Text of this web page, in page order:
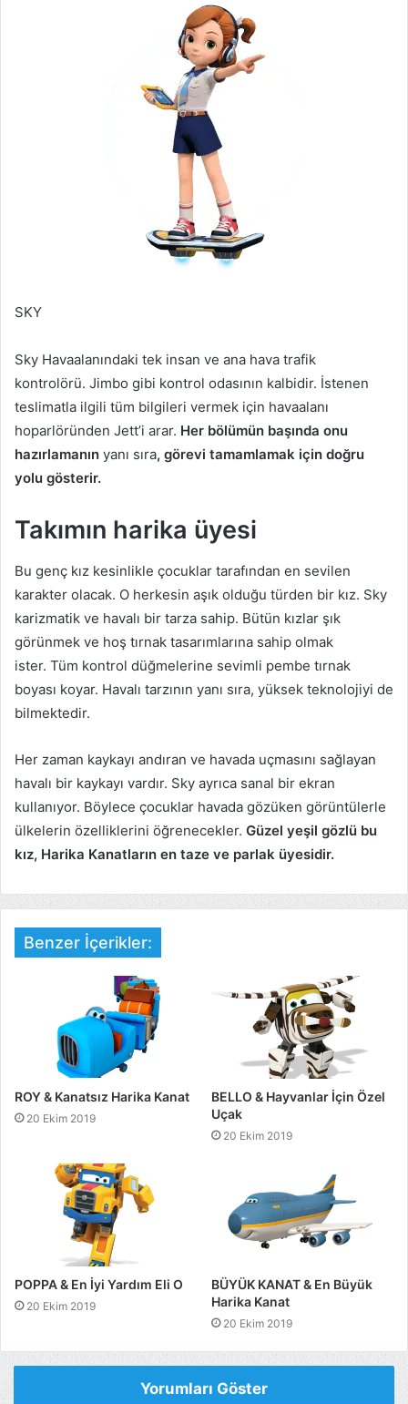
SKY
Sky Havaalanındaki tek insan ve ana hava trafik
kontrolörü. Jimbo gibi kontrol odasının kalbidir. İstenen
teslimatla ilgili tüm bilgileri vermek için havaalanı
hoparlöründen Jett’i arar. Her bölümün başında onu
hazırlamanın yanı sıra, görevi tamamlamak için doğru
yolu gösterir.
Takımın harika üyesi
Bu genç kız kesinlikle çocuklar tarafından en sevilen
karakter olacak. O herkesin aşık olduğu türden bir kız. Sky
karizmatik ve havalı bir tarza sahip. Bütün kızlar şık
görünmek ve hoş tırnak tasarımlarına sahip olmak
ister. Tüm kontrol düğmelerine sevimli pembe tırnak
boyası koyar. Havalı tarzının yanı sıra, yüksek teknolojiyi de
bilmektedir.
Her zaman kaykayı andıran ve havada uçmasını sağlayan
havalı bir kaykayı vardır. Sky ayrıca sanal bir ekran
kullanıyor. Böylece çocuklar havada gözüken görüntülerle
ülkelerin özelliklerini öğrenecekler. Güzel yeşil gözlü bu
kız, Harika Kanatların en taze ve parlak üyesidir.
Benzer İçerikler:
ROY & Kanatsız Harika Kanat
20 Ekim 2019
BELLO & Hayvanlar İçin Özel
Uçak
20 Ekim 2019
POPPA & En İyi Yardım Eli O
20 Ekim 2019
BÜYÜK KANAT & En Büyük
Harika Kanat
20 Ekim 2019
Yorumları Göster